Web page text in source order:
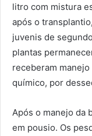
litro com mistura
após o
juvenis de
plantas
receberam
químico, por
Após o manejo da
em pousio. Os